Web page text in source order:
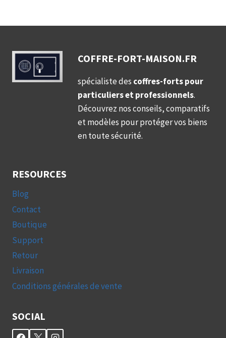
COFFRE-FORT-MAISON.FR
spécialiste des coffres-forts pour
particuliers et professionnels.
Découvrez nos conseils, comparatifs
et modèles pour protéger vos biens
en toute sécurité.
RESOURCES
Blog
Contact
Boutique
Support
Retour
Livraison
Conditions générales de vente
SOCIAL